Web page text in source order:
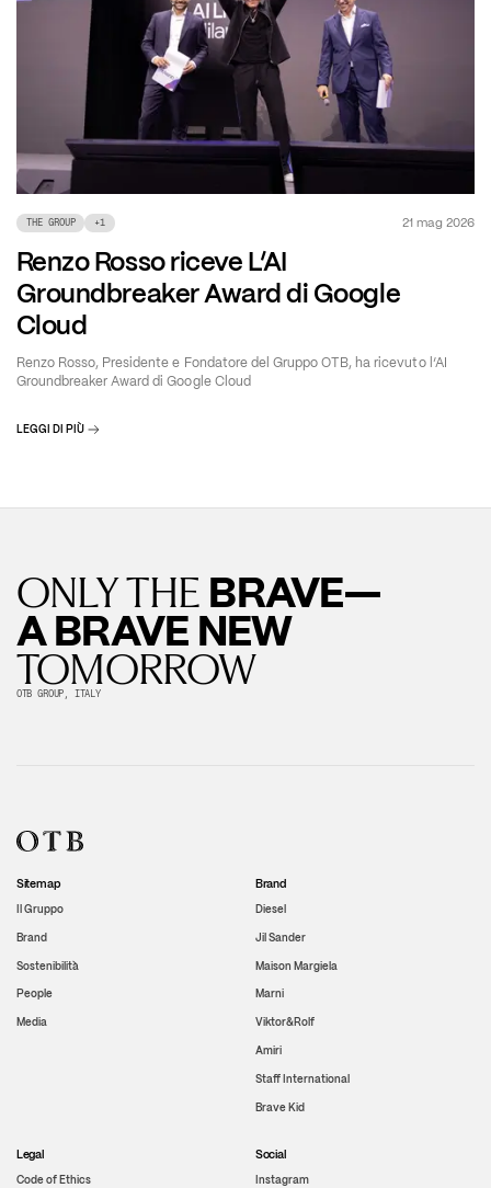
THE GROUP +1 21 mag 2026
Renzo Rosso riceve L’AI
Groundbreaker Award di Google
Cloud
Renzo Rosso, Presidente e Fondatore del Gruppo OTB, ha ricevuto l’AI
Groundbreaker Award di Google Cloud
LEGGI DI PIÙ
ONLY THE BRAVE—
A BRAVE NEW
TOMORROW
OTB GROUP, ITALY
Sitemap
Il Gruppo
Brand
Sostenibilità
People
Media
Brand
Diesel
Jil Sander
Maison Margiela
Marni
Viktor&Rolf
Amiri
Staff International
Brave Kid
Legal
Code of Ethics
Social
Instagram